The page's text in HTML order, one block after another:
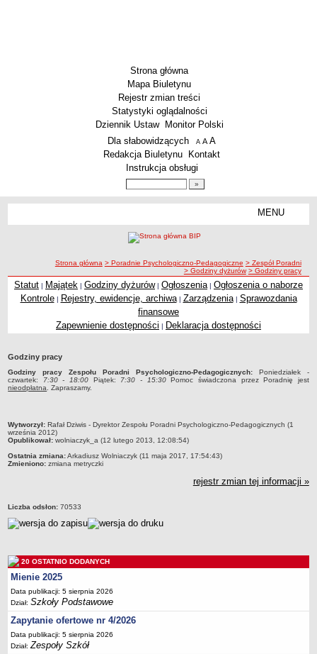
Strona główna
Mapa Biuletynu
Rejestr zmian treści
Statystyki oglądalności
Dziennik Ustaw
Monitor Polski
Menu dodatkowe
Dla słabowidzących A pomniejsz czcionkę
A standardowy rozmiar czcionki
A
Redakcja Biuletynu
Kontakt
Instrukcja obsługi
MENU
Zespoły Szkół
Techniczne Zakłady Naukowe
Przedszkola Miejskie
Zlikwidowane gimnazja
Przekształcone szkoły i placówki
Specjalny Ośrodek nr 1
Specjalny Ośrodek nr 5
BURSA MIEJSKA
Majątek
Ogłoszenie
Zarządzenia
Kontrole
Rejestry, ewidencje, archiwa
Sprawozdania
Deklaracja dostępności
ścieżka nawigacji
Strona główna > Poradnie Psychologiczno-Pedagogiczne > Zespół Poradni
> Godziny dyżurów > Godziny pracy
Statut | Majątek | Godziny dyżurów| Ogłoszenia | Ogłoszenia o naborze
Kontrole| Rejestry, ewidencje, archiwa| Zarządzenia| Sprawozdania
finansowe
Zapewnienie dostępności | Deklaracja dostępności
Godziny pracy
Godziny pracy Zespołu Poradni Psychologiczno-Pedagogicznych: Poniedziałek -
czwartek:
7:30 - 18:00 Piątek: 7:30 - 15:30Pomoc świadczona przez Poradnię jest
nieodpłatna
. Zapraszamy.
metryczka
Wytworzył: Rafał Dziwis - Dyrektor Zespołu Poradni Psychologiczno-Pedagogicznych (1
września 2012)
Opublikował: wolniaczyk_a (12 lutego 2013, 12:08:54)
Ostatnia zmiana:Arkadiusz Wolniaczyk (11 maja 2017, 17:54:43)
Zmieniono: zmiana metryczki
rejestr zmian tej informacji »
Liczba odsłon: 70533
20 OSTATNIO DODANYCH
Mienie 2025
Data publikacji: 5 sierpnia 2026
Dział:Szkoły Podstawowe
Zapytanie ofertowe nr 4/2026
Data publikacji: 5 sierpnia 2026
Dział:Zespoły Szkół